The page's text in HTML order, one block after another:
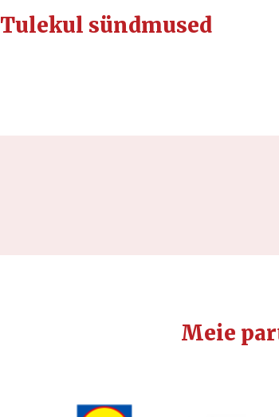
Tulekul sündmused
Meie